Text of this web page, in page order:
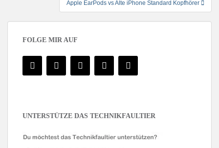
Apple EarPods vs Alte iPhone Standard Kopfhörer
FOLGE MIR AUF
UNTERSTÜTZE DAS TECHNIKFAULTIER